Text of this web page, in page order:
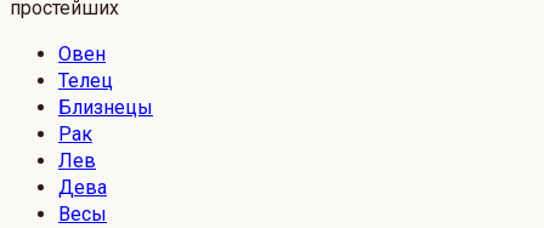
простейших
Овен
Телец
Близнецы
Рак
Лев
Дева
Весы